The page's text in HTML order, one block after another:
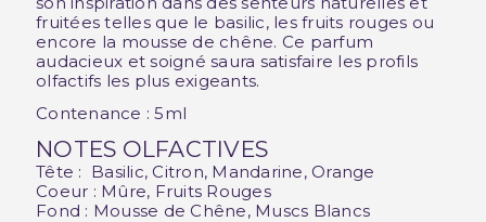
fruitées telles que le basilic, les fruits rouges ou
encore la mousse de chêne. Ce parfum
audacieux et soigné saura satisfaire les profils
olfactifs les plus exigeants.
Contenance : 5ml
NOTES OLFACTIVES
Tête : Basilic, Citron, Mandarine, Orange
Coeur : Mûre, Fruits Rouges
Fond : Mousse de Chêne, Muscs Blancs